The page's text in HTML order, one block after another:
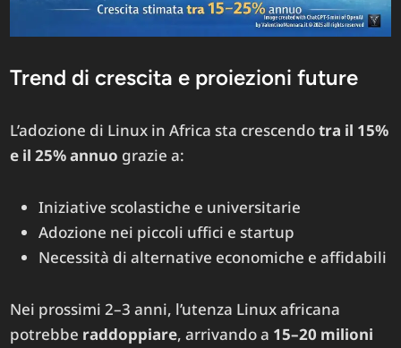
Trend di crescita e proiezioni future
L’adozione di Linux in Africa sta crescendotra il 15%
e il 25% annuo grazie a:
Iniziative scolastiche e universitarie
Adozione nei piccoli uffici e startup
Necessità di alternative economiche e affidabili
Nei prossimi 2–3 anni, l’utenza Linux africana
potrebbe raddoppiare, arrivando a 15–20 milioni